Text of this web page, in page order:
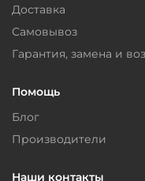
Доставка
Самовывоз
Гарантия, замена и
Помощь
Блог
Производители
Наши контакты